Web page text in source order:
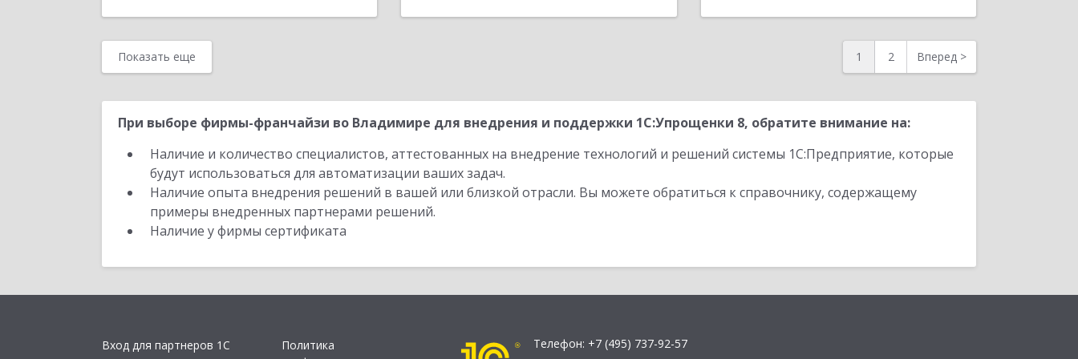
Показать еще 1 2 Вперед >
При выборе фирмы-франчайзи во Владимире для внедрения и поддержки 1С:Упрощенки 8, обратите внимание на:
Наличие и количество специалистов, аттестованных на внедрение технологий и решений системы 1С:Предприятие, которые
будут использоваться для автоматизации ваших задач.
Наличие опыта внедрения решений в вашей или близкой отрасли. Вы можете обратиться к справочнику, содержащему
примеры внедренных партнерами решений.
Наличие у фирмы сертификата
Вход для партнеров 1С
Политика
Телефон: +7 (495) 737-92-57